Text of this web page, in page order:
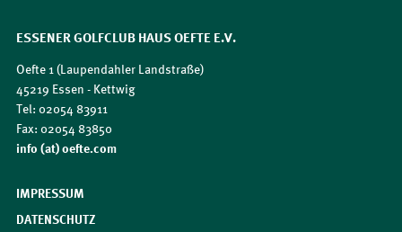
ESSENER GOLFCLUB HAUS OEFTE E.V.
Oefte 1 (Laupendahler Landstraße)
45219 Essen - Kettwig
Tel: 02054 83911
Fax: 02054 83850
​​​​​​​info (at) oefte.com
IMPRESSUM
DATENSCHUTZ